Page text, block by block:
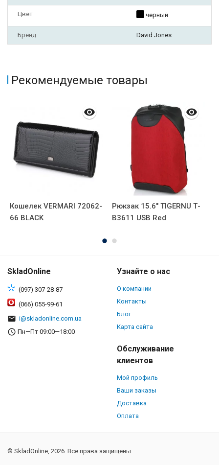
Цвет черный
Бренд David Jones
Рекомендуемые товары
Кошелек VERMARI 72062-
66 BLACK
Рюкзак 15.6" TIGERNU Т-
В3611 USB Red
SkladOnline
(097) 307-28-87
(066) 055-99-61
i@skladonline.com.ua
Пн—Пт 09:00—18:00
Узнайте о нас
О компании
Контакты
Блог
Карта сайта
Обслуживание
клиентов
Мой профиль
Ваши заказы
Доставка
Оплата
© SkladOnline, 2026. Все права защищены.